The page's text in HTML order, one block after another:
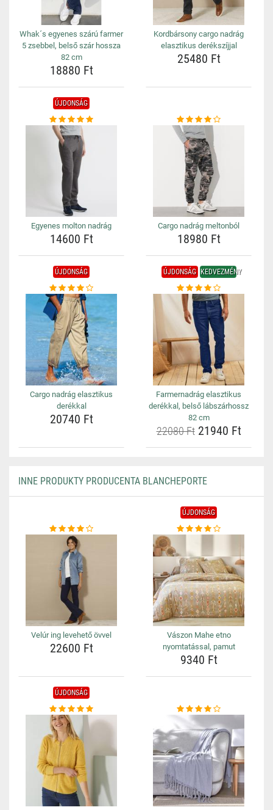
Whak´s egyenes szárú farmer
5 zsebbel, belső szár hossza
82 cm
18880 Ft
Kordbársony cargo nadrág
elasztikus derékszíjjal
25480 Ft
ÚJDONSÁG
Egyenes molton nadrág
14600 Ft
Cargo nadrág meltonból
18980 Ft
ÚJDONSÁG
Cargo nadrág elasztikus
derékkal
20740 Ft
ÚJDONSÁG KEDVEZMÉNY
Farmernadrág elasztikus
derékkal, belső lábszárhossz
82 cm
22080 Ft21940 Ft
INNE PRODUKTY PRODUCENTA BLANCHEPORTE
Velúr ing levehető övvel
22600 Ft
ÚJDONSÁG
Vászon Mahe etno
nyomtatással, pamut
9340 Ft
ÚJDONSÁG